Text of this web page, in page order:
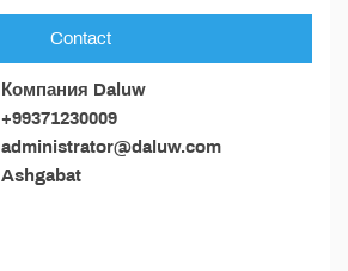
Contact
Компания Daluw
+99371230009
administrator@daluw.com
Ashgabat